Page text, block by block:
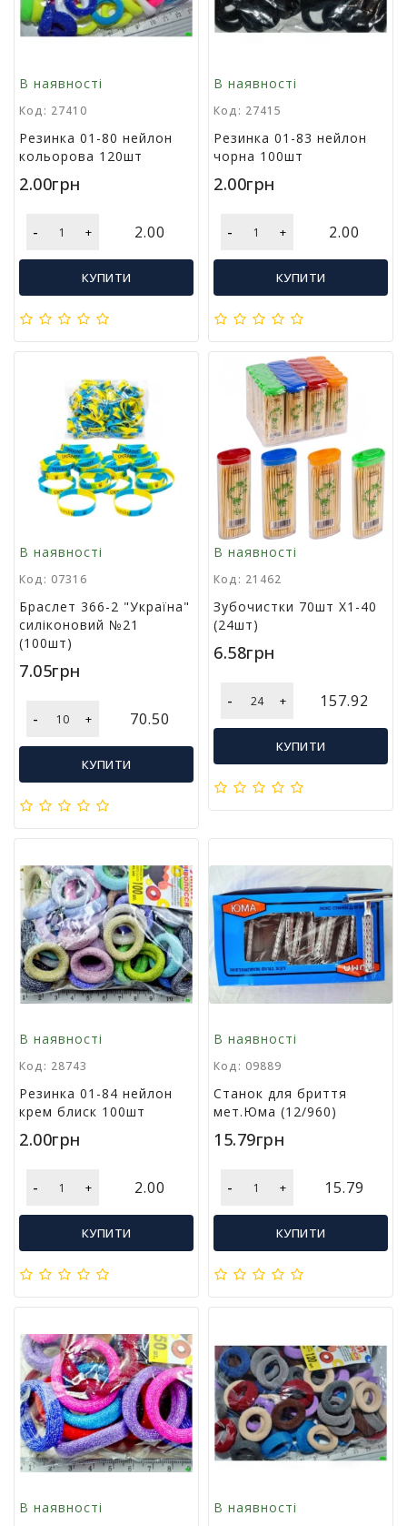
в
а
Т
в
а
р
и
д
я
а
Т
д
о
ч
и
н
у
и
з
у
Х
р
ч
о
в
а
п
а
к
о
в
к
а
ц
н
і
т
о
в
р
и
В наявності
Код: 27410
Резинка 01-80 нейлон
кольорова 120шт
2.00грн
- + 2.00
КУПИТИ
В наявності
Код: 27415
Резинка 01-83 нейлон
чорна 100шт
2.00грн
- + 2.00
КУПИТИ
В наявності
Код: 07316
Браслет 366-2 "Україна"
силіконовий №21
(100шт)
7.05грн
- + 70.50
КУПИТИ
В наявності
Код: 21462
Зубочистки 70шт Х1-40
(24шт)
6.58грн
- + 157.92
КУПИТИ
В наявності
Код: 28743
Резинка 01-84 нейлон
крем блиск 100шт
2.00грн
- + 2.00
КУПИТИ
В наявності
Код: 09889
Станок для бриття
мет.Юма (12/960)
15.79грн
- + 15.79
КУПИТИ
В наявності В наявності